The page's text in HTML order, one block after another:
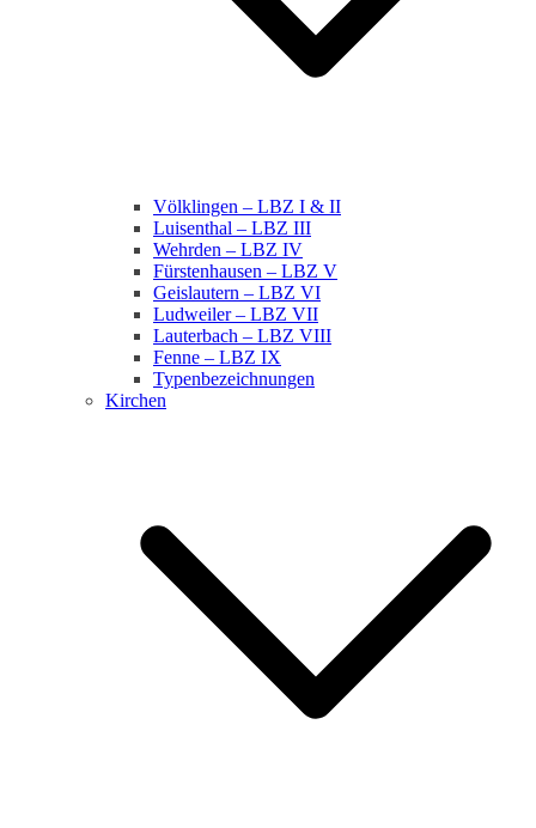
Völklingen – LBZ I & II
Luisenthal – LBZ III
Wehrden – LBZ IV
Fürstenhausen – LBZ V
Geislautern – LBZ VI
Ludweiler – LBZ VII
Lauterbach – LBZ VIII
Fenne – LBZ IX
Typenbezeichnungen
Kirchen